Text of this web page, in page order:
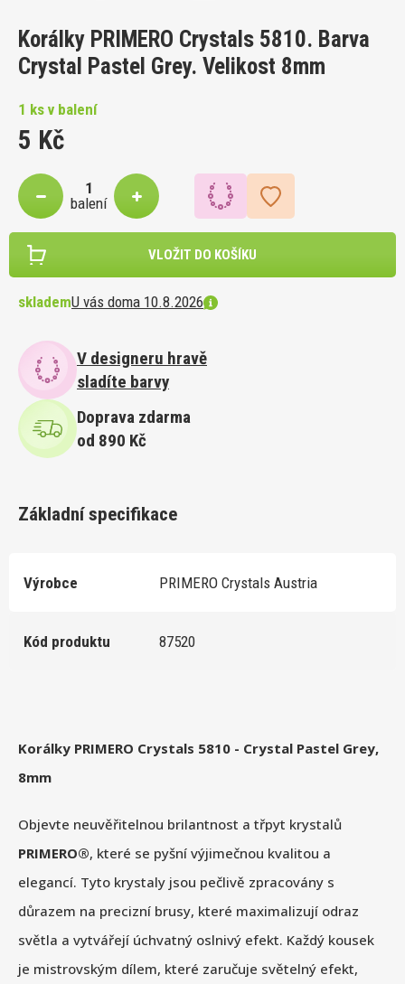
Korálky PRIMERO Crystals 5810. Barva
Crystal Pastel Grey. Velikost 8mm
1 ks v balení
5 Kč
balení
VLOŽIT DO KOŠÍKU
sklademU vás doma 10.8.2026
V designeru hravě
sladíte barvy
Doprava zdarma
od 890 Kč
Korálky PRIMERO Crystals 5810 - Crystal Pastel Grey,
8mm
Objevte neuvěřitelnou brilantnost a třpyt krystalů
PRIMERO®, které se pyšní výjimečnou kvalitou a
elegancí. Tyto krystaly jsou pečlivě zpracovány s
důrazem na precizní brusy, které maximalizují odraz
světla a vytvářejí úchvatný oslnivý efekt. Každý kousek
je mistrovským dílem, které zaručuje světelný efekt,
Základní specifikace
Výrobce PRIMERO Crystals Austria
Kód produktu 87520